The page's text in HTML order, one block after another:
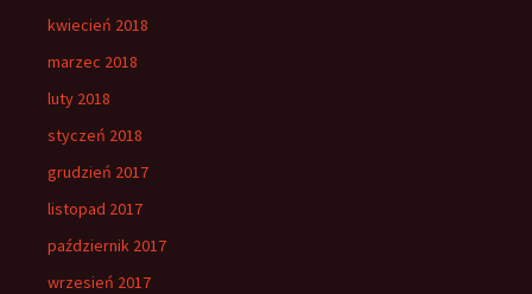
kwiecień 2018
marzec 2018
luty 2018
styczeń 2018
grudzień 2017
listopad 2017
październik 2017
wrzesień 2017